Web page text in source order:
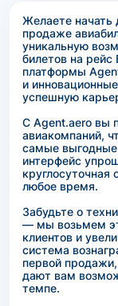
Желаете начать
продаже
уникальную
билетов на
платформы
и
успешную
С Agent.aero вы
авиакомпаний,
самые выгодные
интерфейс
любое время.
Забудьте о
— мы возьмем
клиентов и
система
первой продажи,
дают вам
темпе.